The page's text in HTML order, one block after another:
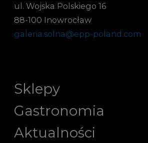
ul. Wojska Polskiego 16
88-100 Inowrocław
galeria.solna@epp-poland.com
Sklepy
Gastronomia
Aktualności